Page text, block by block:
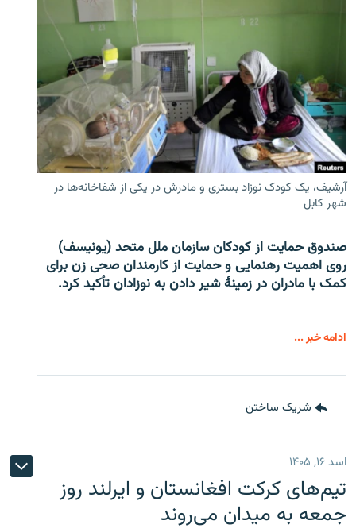
آرشیف، یک کودک نوزاد بستری و مادرش در یکی از شفاخانه‌ها در
شهر کابل
صندوق حمایت از کودکان سازمان ملل متحد (یونیسف)
روی اهمیت رهنمایی و حمایت از کارمندان صحی زن برای
کمک با مادران در زمینۀ شیر دادن به نوزادان تأکید کرد.
ادامه خبر ...
شریک ساختن
اسد ۱۶, ۱۴۰۵
تیم‌های کرکت افغانستان و ایرلند روز
جمعه به میدان می‌روند